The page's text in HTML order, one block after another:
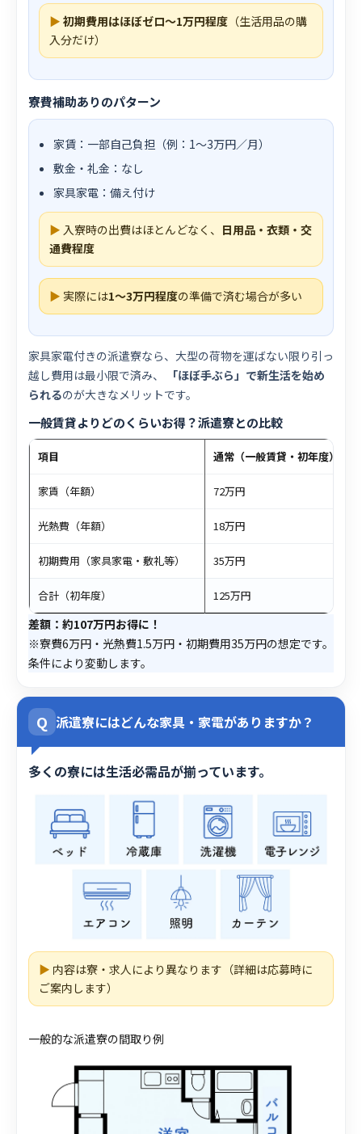
▶ 初期費用はほぼゼロ〜1万円程度 （生活用品の購
入分だけ）
寮費補助ありのパターン
家賃：一部自己負担（例：1〜3万円／月）
敷金・礼金：なし
家具家電：備え付け
▶ 入寮時の出費はほとんどなく、 日用品・衣類・交
通費程度
▶ 実際には1〜3万円程度の準備で済む場合が多い
家具家電付きの派遣寮なら、大型の荷物を運ばない限り引っ
越し費用は最小限で済み、
「ほぼ手ぶら」で新生活を始め
られるのが大きなメリットです。
一般賃貸よりどのくらいお得？派遣寮との比較
項目 通常（一般賃貸・初年度）
家賃（年額） 72万円
光熱費（年額） 18万円
初期費用（家具家電・敷礼等） 35万円
合計（初年度） 125万円
差額：約107万円お得に！
※寮費6万円・光熱費1.5万円・初期費用35万円の想定です。
条件により変動します。
Q 派遣寮にはどんな家具・家電がありますか？
多くの寮には生活必需品が揃っています。
▶ 内容は寮・求人により異なります（詳細は応募時に
ご案内します）
一般的な派遣寮の間取り例